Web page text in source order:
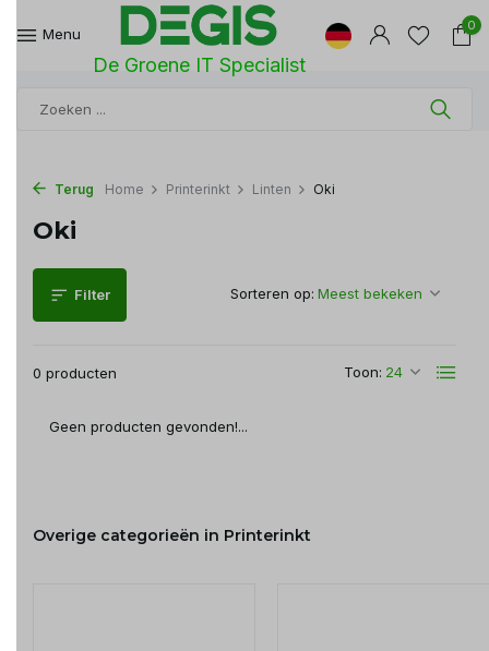
Menu
De Groene IT Specialist
0
Terug Home Printerinkt Linten Oki
Oki
Filter
0 producten Toon:
Sorteren op:
Geen producten gevonden!...
Overige categorieën in Printerinkt